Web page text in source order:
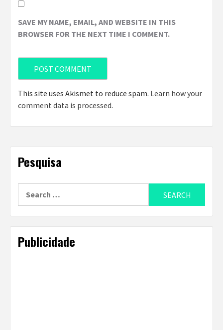
SAVE MY NAME, EMAIL, AND WEBSITE IN THIS
BROWSER FOR THE NEXT TIME I COMMENT.
This site uses Akismet to reduce spam. Learn how your
comment data is processed.
Pesquisa
Publicidade